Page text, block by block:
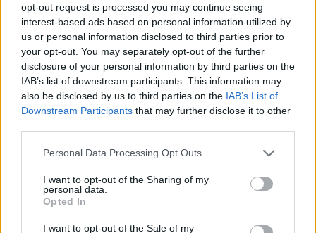
opt-out request is processed you may continue seeing
interest-based ads based on personal information utilized by
us or personal information disclosed to third parties prior to
your opt-out. You may separately opt-out of the further
disclosure of your personal information by third parties on the
IAB’s list of downstream participants. This information may
also be disclosed by us to third parties on the IAB’s List of
Downstream Participants that may further disclose it to other
Personal Data Processing Opt Outs
I want to opt-out of the Sharing of my
personal data.
Opted In
I want to opt-out of the Sale of my
Comentário*